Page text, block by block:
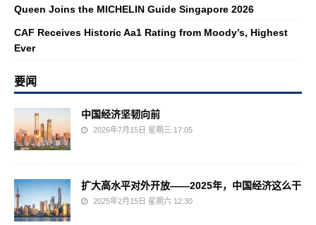
Queen Joins the MICHELIN Guide Singapore 2026
CAF Receives Historic Aa1 Rating from Moody’s, Highest
Ever
要闻
中国经济坚韧向前
2026年7月15日 星期三 17:05
扩大高水平对外开放——2025年，中国经济这么干
2025年2月15日 星期六 12:30